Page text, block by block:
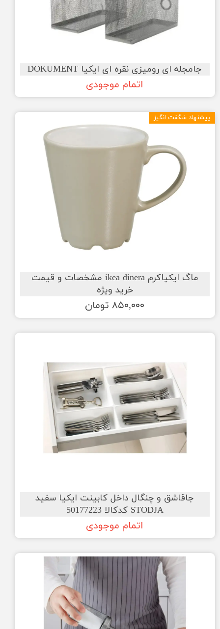
جامجله ای رومیزی نقره ای ایکیا DOKUMENT
اتمام موجودی
ماگ ایکیاکرم ikea dinera مشخصات و قیمت
خرید ویژه
۸۵۰,۰۰۰ تومان
پیشنهاد شگفت انگیز
جاقاشق و چنگال داخل کابینت ایکیا سفید
STODJA کدکالا 50177223
اتمام موجودی